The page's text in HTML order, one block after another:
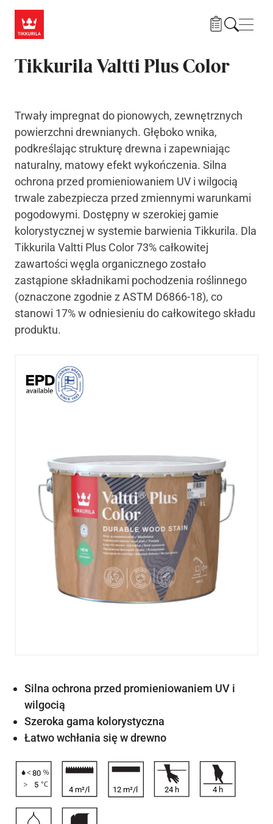
Tikkurila Valtti Plus Color
Trwały impregnat do pionowych, zewnętrznych
powierzchni drewnianych. Głęboko wnika,
podkreślając strukturę drewna i zapewniając
naturalny, matowy efekt wykończenia. Silna
ochrona przed promieniowaniem UV i wilgocią
trwale zabezpiecza przed zmiennymi warunkami
pogodowymi. Dostępny w szerokiej gamie
kolorystycznej w systemie barwienia Tikkurila. Dla
Tikkurila Valtti Plus Color 73% całkowitej
zawartości węgla organicznego zostało
zastąpione składnikami pochodzenia roślinnego
(oznaczone zgodnie z ASTM D6866-18), co
stanowi 17% w odniesieniu do całkowitego składu
produktu.
Silna ochrona przed promieniowaniem UV i
wilgocią
Szeroka gama kolorystyczna
Łatwo wchłania się w drewno
80
5
4 m²/l 12 m²/l 24 h 4 h